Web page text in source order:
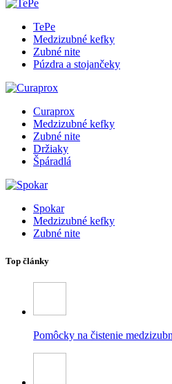
TePe
Medzizubné kefky
Zubné nite
Púzdra a stojančeky
Curaprox
Medzizubné kefky
Zubné nite
Držiaky
Špáradlá
Spokar
Medzizubné kefky
Zubné nite
Top články
Pomôcky na čistenie